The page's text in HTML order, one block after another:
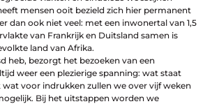
mensen ooit bezield zich hier permanent
dan ook niet veel: met een inwonertal van 1,5
van Frankrijk en Duitsland samen is
land van Afrika.
heb, bezorgt het bezoeken van een
weer een plezierige spanning: wat staat
wat voor indrukken zullen we over vijf weken
Bij het uitstappen worden we